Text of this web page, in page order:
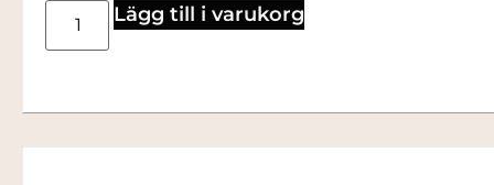
Lägg till i varukorg